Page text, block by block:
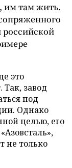
им там жить.
российской
это
Так, завод
под
Однако
целью, его
не только